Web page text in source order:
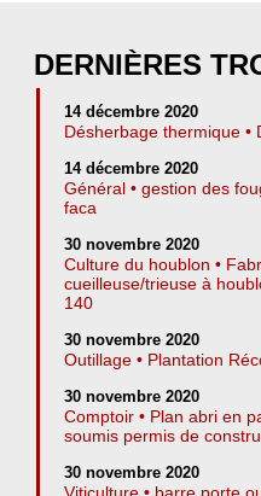
DERNIÈRES
14 décembre 2020
Désherbage thermique
14 décembre 2020
Général • gestion des
faca
30 novembre 2020
Culture du houblon •
cueilleuse/trieuse à
140
30 novembre 2020
Outillage • Plantation
30 novembre 2020
Comptoir • Plan abri en
soumis permis de
30 novembre 2020
Viticulture • barre porte